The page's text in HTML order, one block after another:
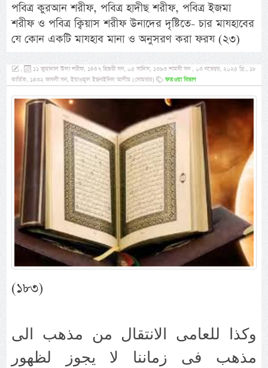
পবিত্র কুরআন শরীফ, পবিত্র হাদীছ শরীফ, পবিত্র ইজমা
শরীফ ও পবিত্র ক্বিয়াস শরীফ উনাদের দৃষ্টিতে- চার মাযহাবের
যে কোন একটি মাযহাব মানা ও অনুসরণ করা ফরয (২৩)
,
১১ জুমাদাল ঊলা শরীফ, ১৪৪৭ হিজরী সন, ০৫ সাদিস, ১৩৯৩ শামসী সন , ০৩ নভেম্বর, ২০২৫ খ্রি:, ১৮
কার্তিক, ১৪৩২ ফসলী সন, ইয়াওমুল ইছনাইনিল আযীম (সোমবার)
ফতওয়া বিভাগ
(১৮৩)
وكذا للعامى الانتقال من مذهب الى
مذهب فى زماننا لا يجوز لظهور